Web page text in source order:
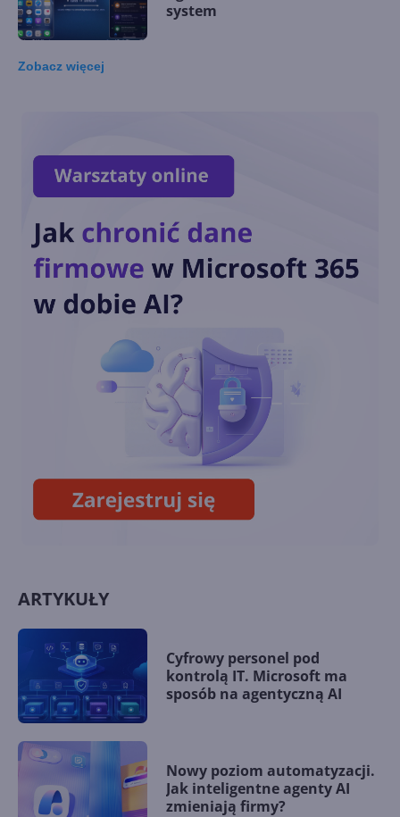
system
Generatywna AI na co
czwartym laptopie w 2024 r.
Kiedy zdominuje rynek?
Microsoft opatentował
8BitDo wypuści klawiaturę i
mysz w stylu retro Xboksa
Zobacz więcej
ARTYKUŁY
Cyfrowy personel pod
kontrolą IT. Microsoft ma
sposób na agentyczną AI
Nowy poziom automatyzacji.
Jak inteligentne agenty AI
zmieniają firmy?